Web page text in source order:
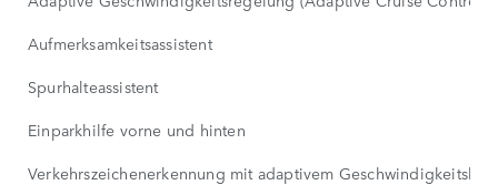
Aufmerksamkeitsassistent
Spurhalteassistent
Einparkhilfe vorne und hinten
Verkehrszeichenerkennung mit adaptivem